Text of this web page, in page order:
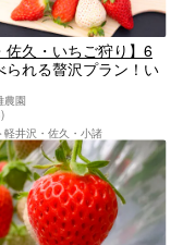
佐久・いちご狩り】6
られる贅沢プラン！い
農園
軽井沢・佐久・小諸
4位